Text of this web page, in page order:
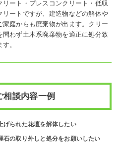
ート・プレスコンクリート・低収
ートですが、建造物などの解体や
庭からも廃棄物が出ます。クリー
わず土木系廃棄物を適正に処分致
。
相談内容一例
げられた花壇を解体したい
石の取り外しと処分をお願いしたい